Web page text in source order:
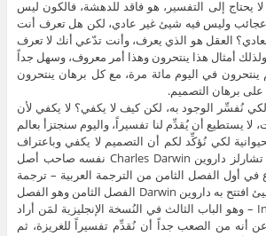
يحتاج إلى التفسير، هو فاقد للدهشة، فالكون ليس
وليس فيه شيئ غير عادي، لكن هل تعرف أنت
العقل هو الذي يعرف، وأنت تدّعي أنك لا تعرف
أمثال هذا ينتحرون وهذا أمر معروف، وسهل جداً
ينتحرون في اليوم مائة مرة، مع كل برهان ينتحرون
على برهان التصميم.
نُفسِّر الوجود به، لكن كيف لا يكفي؟ لا يكفي لأن
يستطيع أن يُقدِّم لنا تفسيراً، واليوم سنجتزأ بعالم
لكي نُؤكِّد لكم أن التصميم لا يكفي وباعتراف
كبار الماديين، وباعتراف تشارلز داروين Charles Darwin نفسه صاحب أصل
في أول الفصل الثامن من الترجمة العربية – ترجمة
إسماعيل مظهر – أول شيئ افتتح به داروين Darwin الفصل الثامن وهو الفصل
المُعنوَّن بالغريزة Instinct – وهو الباب الثالث في النُسخة الإنجليزية لمَن أراد
أنه من الصعب جداً أن نُقدِّم تفسيراً للغريزة، ثم